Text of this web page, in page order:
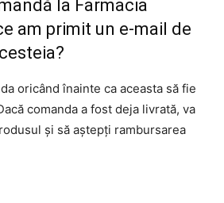
la Farmacia
am primit un e-mail de
oricând înainte ca aceasta să fie
comanda a fost deja livrată, va
și să aștepți rambursarea